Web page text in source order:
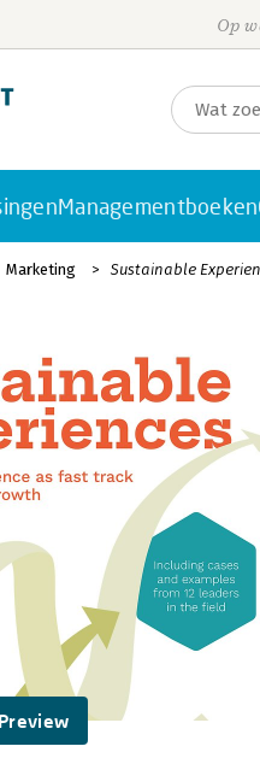
Op
Managementboeken
Marketing Sustainable
Preview